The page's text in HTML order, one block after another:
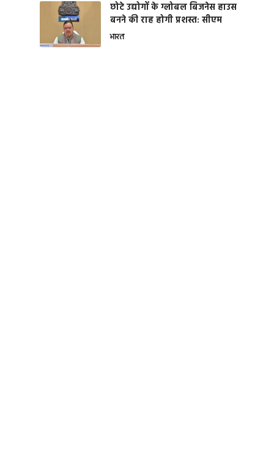
छोटे उद्योगों के ग्लोबल बिजनेस हाउस
बनने की राह होगी प्रशस्त: सीएम
भारत